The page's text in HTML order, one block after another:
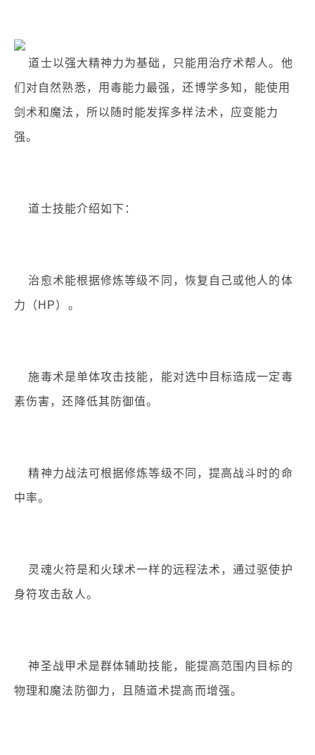
道士以强大精神力为基础，只能用治疗术帮人。他
们对自然熟悉，用毒能力最强，还博学多知，能使用
剑术和魔法，所以随时能发挥多样法术，应变能力
强。
道士技能介绍如下：
治愈术能根据修炼等级不同，恢复自己或他人的体
力（HP）。
施毒术是单体攻击技能，能对选中目标造成一定毒
素伤害，还降低其防御值。
精神力战法可根据修炼等级不同，提高战斗时的命
中率。
灵魂火符是和火球术一样的远程法术，通过驱使护
身符攻击敌人。
神圣战甲术是群体辅助技能，能提高范围内目标的
物理和魔法防御力，且随道术提高而增强。